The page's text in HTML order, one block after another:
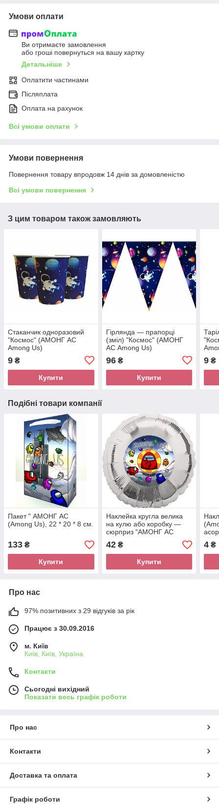
Умови оплати
Ви отримаєте замовлення
або гроші повернуться на вашу картку
Детальніше
Оплатити частинами
Післяплата
Оплата на рахунок
Всі умови оплати
Умови повернення
Повернення товару впродовж 14 днів за домовленістю
Всі умови повернення
З цим товаром також замовляють
Стаканчик одноразовий
"Космос" (АМОНГ АС
Among Us)
9 ₴
Купити
Гірлянда — прапорці
(зміл) "Космос" (АМОНГ
АС Among Us)
96₴
Купити
9 ₴
Подібні товари компанії
Пакет " АМОНГ АС
(Among Us), 22 * 20 * 8 см.
133 ₴
Купити
Наклейка кругла велика
на кулю або коробку —
сюрприз "АМОНГ АС
(Among Us), діаметр 14
СМ.
42₴
Купити
4 ₴
Про нас
97% позитивних з 29 відгуків за рік
Працює з 30.09.2016
м. Київ
Київ, Київ, Україна
Контакти
Сьогодні вихідний
Показати весь графік роботи
Про нас
Контакти
Доставка та оплата
Графік роботи